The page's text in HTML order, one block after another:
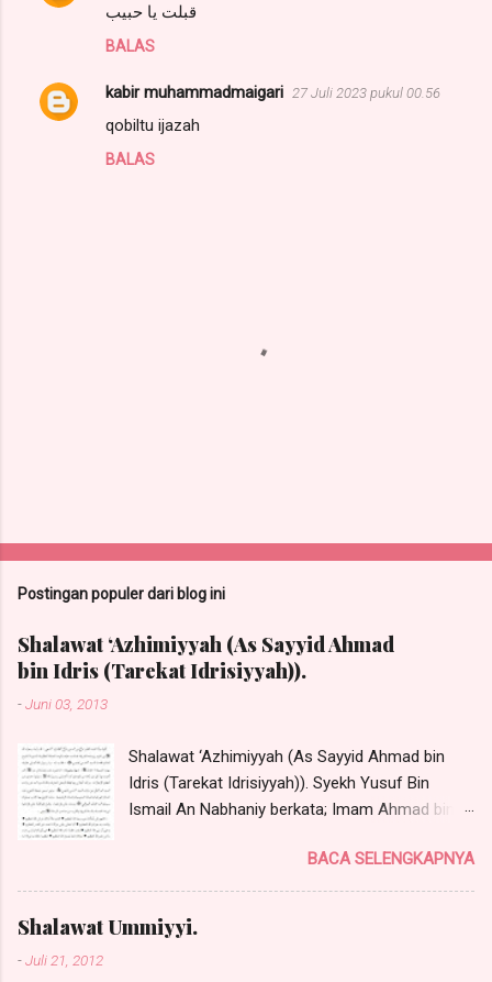
قبلت يا حبيب
BALAS
kabir muhammadmaigari 27 Juli 2023 pukul 00.56
qobiltu ijazah
BALAS
t
g
K
m
n
t
a
r
Postingan populer dari blog ini
Shalawat ‘Azhimiyyah (As Sayyid Ahmad
bin Idris (Tarekat Idrisiyyah)).
-Juni 03, 2013
Shalawat ‘Azhimiyyah (As Sayyid Ahmad bin
Idris (Tarekat Idrisiyyah)). Syekh Yusuf Bin
Ismail An Nabhaniy berkata; Imam Ahmad bin
ini dari Rasulullah Shallallahu 'Alaihi wa Sallam
dengan talqin secara langsung tanpa perantara
sebanyak satu kali dan beliau juga ditalqin
secara langsung oleh Sayyidina Khidir 'Alaihis
BACA SELENGKAPNYA
Shalawat Ummiyyi.
-Juli 21, 2012